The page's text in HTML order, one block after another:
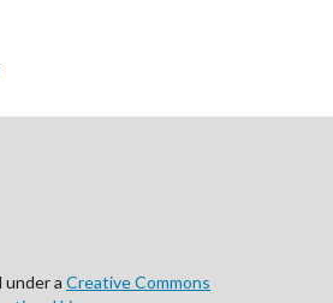
under a Creative Commons